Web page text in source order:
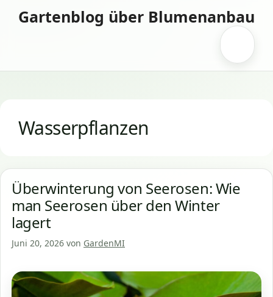
InhaltGartenblog über Blumenanbau
Wasserpflanzen
Überwinterung von Seerosen: Wie
man Seerosen über den Winter
lagert
Juni 20, 2026 von GardenMI